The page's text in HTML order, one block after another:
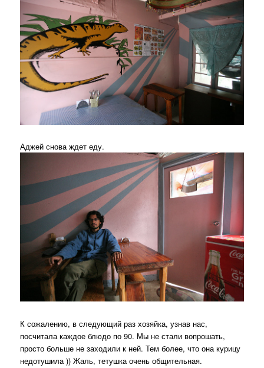
Аджей снова ждет еду.
К сожалению, в следующий раз хозяйка, узнав нас,
посчитала каждое блюдо по 90. Мы не стали вопрошать,
просто больше не заходили к ней. Тем более, что она курицу
недотушила )) Жаль, тетушка очень общительная.